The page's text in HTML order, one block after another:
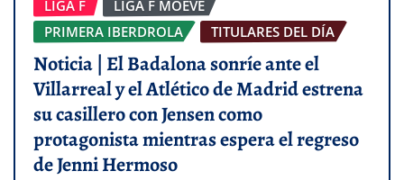
LIGA F
LIGA F MOEVE
PRIMERA IBERDROLA
TITULARES DEL DÍA
Noticia | El Badalona sonríe ante el
Villarreal y el Atlético de Madrid estrena
su casillero con Jensen como
protagonista mientras espera el regreso
de Jenni Hermoso